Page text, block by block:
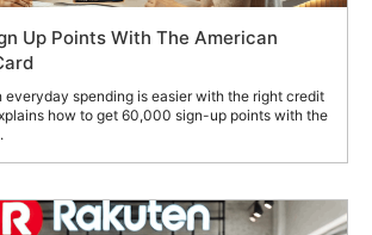
Up Points With The American
everyday spending is easier with the right credit
how to get 60,000 sign-up points with the